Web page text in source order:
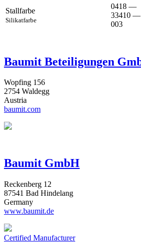
Stallfarbe
Silikatfarbe
0418 —
33410 —
003
Baumit Beteiligungen
Wopfing 156
2754 Waldegg
Austria
baumit.com
Baumit GmbH
Reckenberg 12
87541 Bad Hindelang
Germany
www.baumit.de
Certified Manufacturer